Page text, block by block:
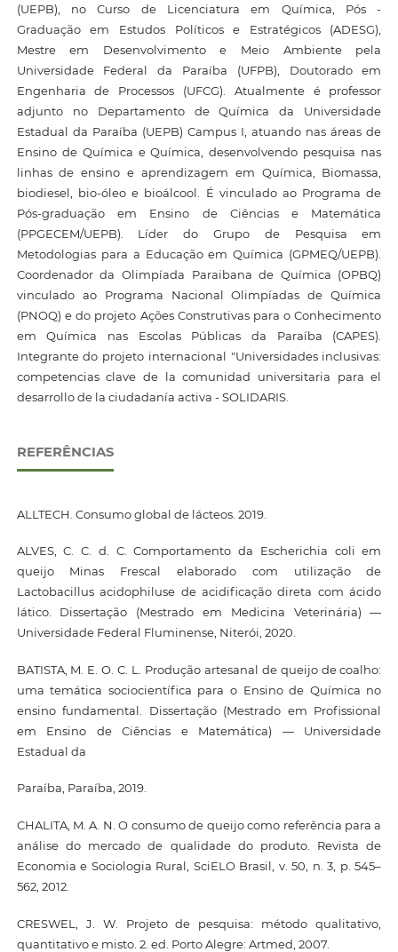
(UEPB), no Curso de Licenciatura em Química, Pós -
Graduação em Estudos Políticos e Estratégicos (ADESG),
Mestre em Desenvolvimento e Meio Ambiente pela
Universidade Federal da Paraíba (UFPB), Doutorado em
Engenharia de Processos (UFCG). Atualmente é professor
adjunto no Departamento de Química da Universidade
Estadual da Paraíba (UEPB) Campus I, atuando nas áreas de
Ensino de Química e Química, desenvolvendo pesquisa nas
linhas de ensino e aprendizagem em Química, Biomassa,
biodiesel, bio-óleo e bioálcool. É vinculado ao Programa de
Pós-graduação em Ensino de Ciências e Matemática
(PPGECEM/UEPB). Líder do Grupo de Pesquisa em
Metodologias para a Educação em Química (GPMEQ/UEPB).
Coordenador da Olimpíada Paraibana de Química (OPBQ)
vinculado ao Programa Nacional Olimpíadas de Química
(PNOQ) e do projeto Ações Construtivas para o Conhecimento
em Química nas Escolas Públicas da Paraíba (CAPES).
Integrante do projeto internacional "Universidades inclusivas:
competencias clave de la comunidad universitaria para el
desarrollo de la ciudadanía activa - SOLIDARIS.
REFERÊNCIAS
ALLTECH. Consumo global de lácteos. 2019.
ALVES, C. C. d. C. Comportamento da Escherichia coli em
queijo Minas Frescal elaborado com utilização de
Lactobacillus acidophiluse de acidificação direta com ácido
lático. Dissertação (Mestrado em Medicina Veterinária) —
Universidade Federal Fluminense, Niterói, 2020.
BATISTA, M. E. O. C. L. Produção artesanal de queijo de coalho:
uma temática sociocientífica para o Ensino de Química no
ensino fundamental. Dissertação (Mestrado em Profissional
em Ensino de Ciências e Matemática) — Universidade
Estadual da
Paraíba, Paraíba, 2019.
CHALITA, M. A. N. O consumo de queijo como referência para a
análise do mercado de qualidade do produto. Revista de
Economia e Sociologia Rural, SciELO Brasil, v. 50, n. 3, p. 545–
562, 2012.
CRESWEL, J. W. Projeto de pesquisa: método qualitativo,
quantitativo e misto. 2. ed. Porto Alegre: Artmed, 2007.